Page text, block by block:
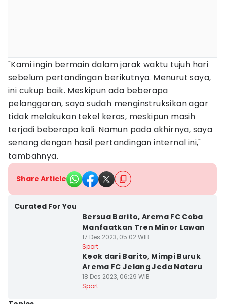
"Kami ingin bermain dalam jarak waktu tujuh hari
sebelum pertandingan berikutnya. Menurut saya,
ini cukup baik. Meskipun ada beberapa
pelanggaran, saya sudah menginstruksikan agar
tidak melakukan tekel keras, meskipun masih
terjadi beberapa kali. Namun pada akhirnya, saya
senang dengan hasil pertandingan internal ini,"
tambahnya.
Share Article
Curated For You
Bersua Barito, Arema FC Coba
Manfaatkan Tren Minor Lawan
17 Des 2023, 05:02 WIB
Sport
Keok dari Barito, Mimpi Buruk
Arema FC Jelang Jeda Nataru
18 Des 2023, 06:29 WIB
Sport